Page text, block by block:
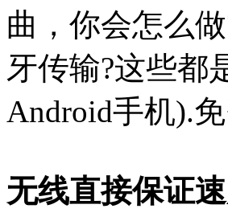
曲，你会怎么
牙传输?这些都
Android手机).
无线直接保证